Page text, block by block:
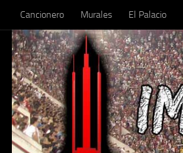
Skip to content
Cancionero Murales El Palacio